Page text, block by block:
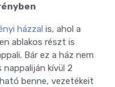
házzal is, ahol a
ablakos részt is
Bár ez a ház nem
kívül 2
benne, vezetékeit